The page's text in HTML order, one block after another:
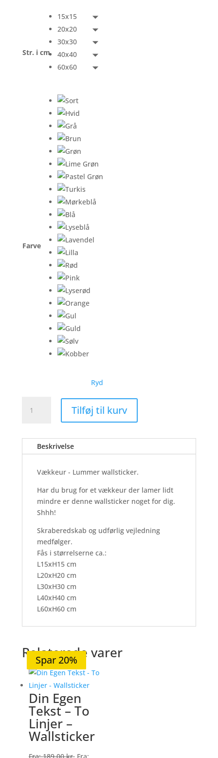
Str. i cm
15x15
20x20
30x30
40x40
60x60
Farve
Ryd
Tilføj til kurv
Beskrivelse
Vækkeur - Lummer wallsticker.
Har du brug for et vækkeur der lamer lidt
mindre er denne wallsticker noget for dig.
Shhh!
Skraberedskab og udførlig vejledning
medfølger.
Fås i størrelserne ca.:
L15xH15 cm
L20xH20 cm
L30xH30 cm
L40xH40 cm
L60xH60 cm
Relaterede varer
Spar 20%
Din Egen
Tekst – To
Linjer –
Wallsticker
Spar 21%
Spar 20%
Spar 20%
Spar 20%